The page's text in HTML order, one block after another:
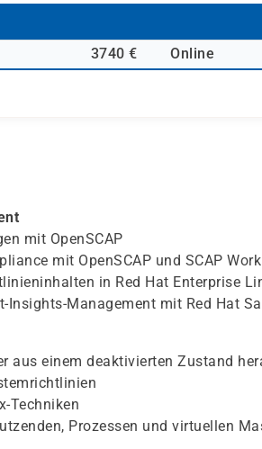
3740 € Online
mit OpenSCAP
mit OpenSCAP und SCAP
in Red Hat Enterprise
Insights-Management mit Red Hat
aus einem deaktivierten Zustand
Techniken
Prozessen und virtuellen